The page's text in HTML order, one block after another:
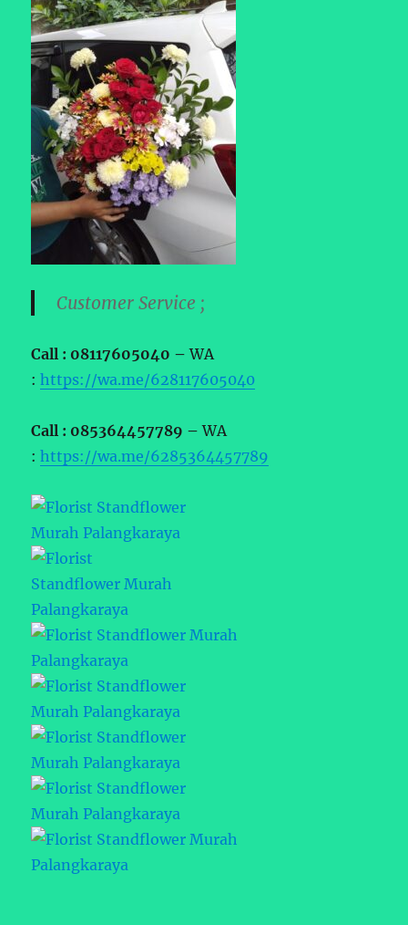
Customer Service ;
Call : 08117605040 –WA
:https://wa.me/628117605040
Call : 085364457789 –WA
:https://wa.me/6285364457789